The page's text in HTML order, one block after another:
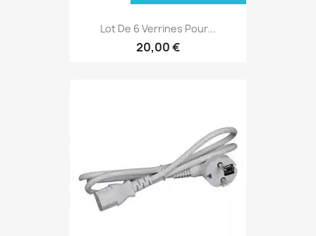
Lot De 6 Verrines Pour...
20,00 €